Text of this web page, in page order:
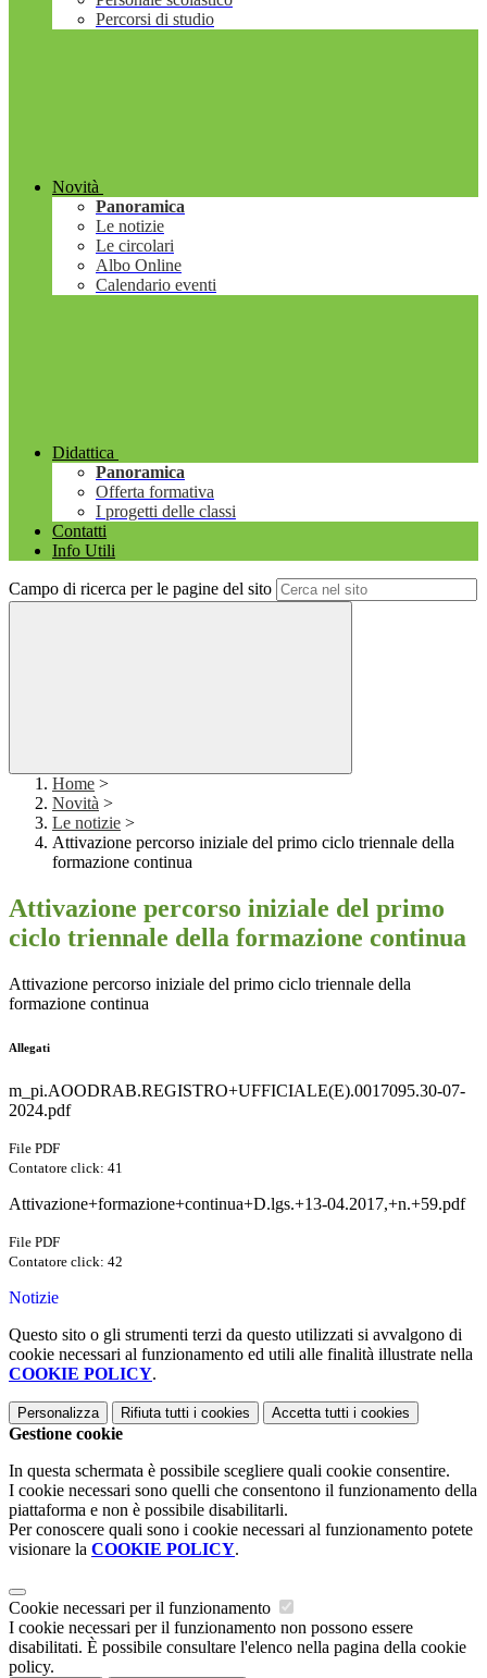
Percorsi di studio
Novità
Panoramica
Le notizie
Le circolari
Albo Online
Calendario eventi
Didattica
Panoramica
Offerta formativa
I progetti delle classi
Contatti
Info Utili
Campo di ricerca per le pagine del sito
Home >
Novità >
Le notizie >
Attivazione percorso iniziale del primo ciclo triennale della
formazione continua
Attivazione percorso iniziale del primo
ciclo triennale della formazione continua
Attivazione percorso iniziale del primo ciclo triennale della
formazione continua
Allegati
m_pi.AOODRAB.REGISTRO+UFFICIALE(E).0017095.30-07-
2024.pdf
File PDF
Contatore click: 41
Attivazione+formazione+continua+D.lgs.+13-04.2017,+n.+59.pdf
File PDF
Contatore click: 42
Notizie
Questo sito o gli strumenti terzi da questo utilizzati si avvalgono di
cookie necessari al funzionamento ed utili alle finalità illustrate nella
COOKIE POLICY.
Personalizza Rifiuta tutti i cookies Accetta tutti i cookies
Gestione cookie
In questa schermata è possibile scegliere quali cookie consentire.
I cookie necessari sono quelli che consentono il funzionamento della
piattaforma e non è possibile disabilitarli.
Per conoscere quali sono i cookie necessari al funzionamento potete
visionare la COOKIE POLICY.
Cookie necessari per il funzionamento
I cookie necessari per il funzionamento non possono essere
disabilitati. È possibile consultare l'elenco nella pagina della cookie
policy.